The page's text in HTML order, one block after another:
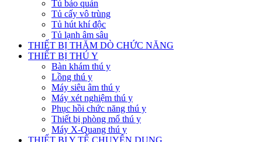
Tủ bảo quản
Tủ cấy vô trùng
Tủ hút khí độc
Tủ lạnh âm sâu
THIẾT BỊ THĂM DÒ CHỨC NĂNG
THIẾT BỊ THÚ Y
Bàn khám thú y
Lồng thú y
Máy siêu âm thú y
Máy xét nghiệm thú y
Phục hồi chức năng thú y
Thiết bị phòng mổ thú y
Máy X-Quang thú y
THIẾT BỊ Y TẾ CHUYÊN DỤNG